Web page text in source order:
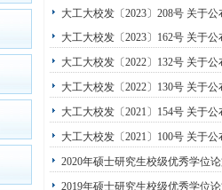
大工大校发〔2023〕208号 关于
大工大校发〔2023〕162号 关于
大工大校发〔2022〕132号 关于
大工大校发〔2022〕130号 关于
大工大校发〔2021〕154号 关于
大工大校发〔2021〕100号 关于
2020年硕士研究生校级优秀学位
2019年硕士研究生校级优秀学位